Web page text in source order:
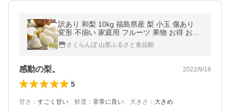
訳あり 和梨 10kg 福島県産 梨 小玉 傷あり
変形 不揃い 家庭用 フルーツ 果物 お得 お取
り寄せさくらんぼ 山形ふるさと食品館
感動の梨。 2022/9/18
5
甘さ ： すごく甘い、 鮮度 ： 非常に良い、 大きさ ： 大きめ